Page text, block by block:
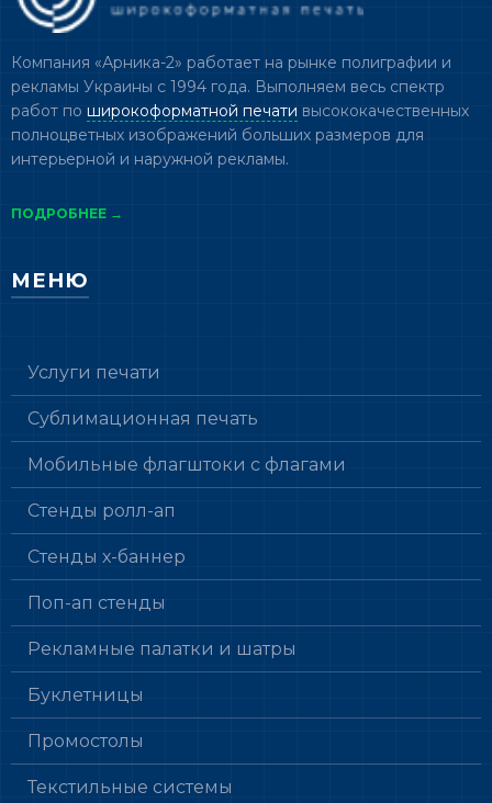
Компания «Арника-2» работает на рынке полиграфии и
рекламы Украины с 1994 года. Выполняем весь спектр
работ по широкоформатной печати высококачественных
полноцветных изображений больших размеров для
интерьерной и наружной рекламы.
ПОДРОБНЕЕ →
МЕНЮ
Услуги печати
Сублимационная печать
Мобильные флагштоки с флагами
Стенды ролл-ап
Стенды х-баннер
Поп-ап стенды
Рекламные палатки и шатры
Буклетницы
Промостолы
Текстильные системы